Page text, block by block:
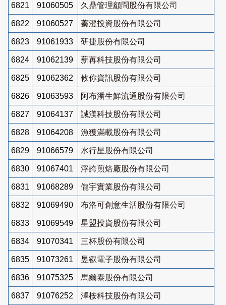
6821 91060505 久鼎管理顧問股份有限公司
6822 91060527 蓁澄投資股份有限公司
6823 91061933 研捷股份有限公司
6824 91062139 薪苒科技股份有限公司
6825 91062362 攸你資訊股份有限公司
6826 91063593 阿布潘生鮮流通股份有限公司
6827 91064137 誠渼科技股份有限公司
6828 91064208 漁獲滿載股份有限公司
6829 91066579 水行星股份有限公司
6830 91067401 浮誇煎焙廠股份有限公司
6831 91068289 儱宇實業股份有限公司
6832 91069490 布洛可創意生活股份有限公司
6833 91069549 星盟投資股份有限公司
6834 91070341 三杯股份有限公司
6835 91073261 昱叡電子股份有限公司
6836 91075325 馬爾泰股份有限公司
6837 91076252 澤桉科技股份有限公司